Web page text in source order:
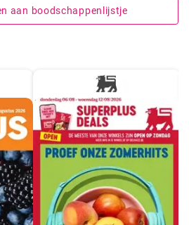
aan boodschappenlijstje